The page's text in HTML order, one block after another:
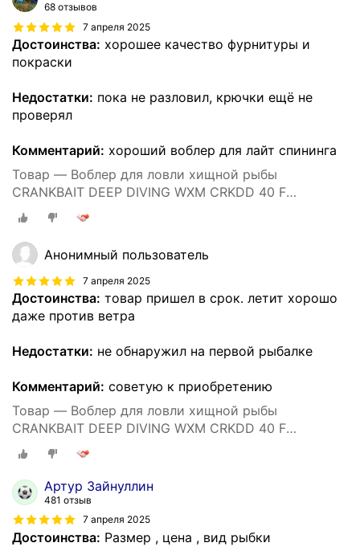
68 отзывов
7 апреля 2025
Достоинства: хорошее качество фурнитуры и
покраски
Недостатки: пока не разловил, крючки ещё не
проверял
Комментарий: хороший воблер для лайт спининга
Товар — Воблер для ловли хищной рыбы
CRANKBAIT DEEP DIVING WXM CRKDD 40 F
ORANGETIGER
Анонимный пользователь
7 апреля 2025
Достоинства: товар пришел в срок. летит хорошо
даже против ветра
Недостатки: не обнаружил на первой рыбалке
Комментарий: советую к приобретению
Товар — Воблер для ловли хищной рыбы
CRANKBAIT DEEP DIVING WXM CRKDD 40 F
ORANGETIGER
Артур Зайнуллин
481 отзыв
7 апреля 2025
Достоинства: Размер , цена , вид рыбки